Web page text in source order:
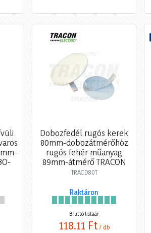
Dobozfedél rugós kerek
80mm-dobozátmérőhöz
rugós fehér műanyag
89mm-átmérő TRACON
TRACD80T
Raktáron
Bruttó listaár
118,11 Ft / db